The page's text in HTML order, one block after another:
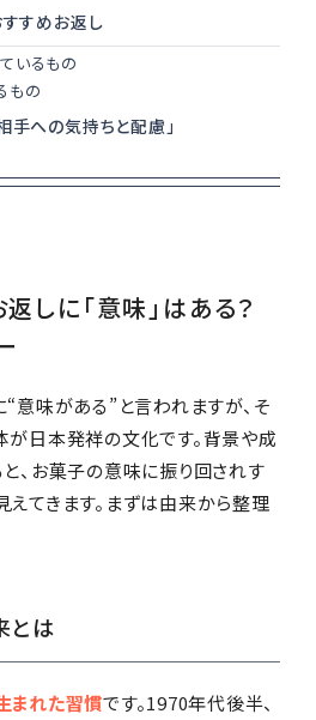
すめお返し
いるもの
もの
手への気持ちと配慮」
しに「意味」はある？
意味がある”と言われますが、そ
が日本発祥の文化です。背景や成
、お菓子の意味に振り回されす
てきます。まずは由来から整理
とは
まれた習慣です。1970年代後半、